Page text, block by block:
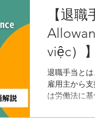
【退
việc）
後の実
解説
退職手当とは
雇用主から
は労働法に
準として退